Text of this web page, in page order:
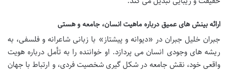
ارائه بینش های عمیق درباره ماهیت انسان، جامعه و هستی
جبران خلیل جبران در «دیوانه و پیشتاز» با زبانی شاعرانه و فلسفی، به
ریشه های وجودی انسان می پردازد. او خواننده را به تأمل درباره هویت
واقعی خود، نقش جامعه در شکل گیری شخصیت فردی، و ارتباط با جهان